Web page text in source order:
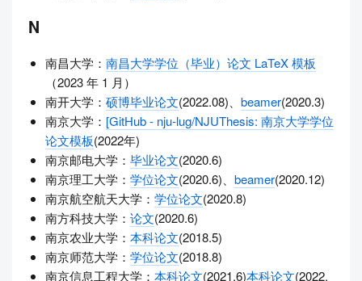
N
南昌大学： 南昌大学学位（毕业）论文 LaTeX 模板
（2023 年 1 月）
南开大学： 硕博毕业论文(2022.08)、 beamer(2020.3)
南京大学： [GitHub - nju-lug/NJUThesis: 南京大学学位
论文模板(2022年)
南京邮电大学： 毕业论文(2020.6)
南京理工大学： 学位论文(2020.6)、 beamer(2020.12)
南京航空航天大学： 学位论文(2020.8)
南方科技大学： 论文(2020.6)
南京农业大学： 本科论文(2018.5)
南京师范大学： 学位论文(2018.8)
南京信息工程大学： 本科论文(2021.6)本科论文(2022.